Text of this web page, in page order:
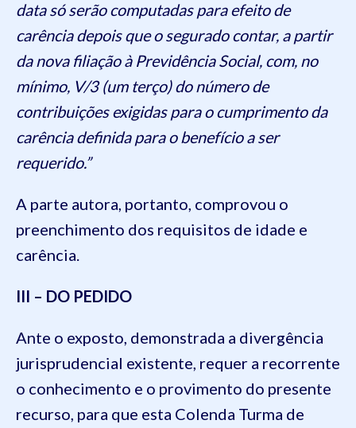
data só serão computadas para efeito de
carência depois que o segurado contar, a partir
da nova filiação à Previdência Social, com, no
mínimo, V/3 (um terço) do número de
contribuições exigidas para o cumprimento da
carência definida para o benefício a ser
requerido.”
A parte autora, portanto, comprovou o
preenchimento dos requisitos de idade e
carência.
III – DO PEDIDO
Ante o exposto, demonstrada a divergência
jurisprudencial existente, requer a recorrente
o conhecimento e o provimento do presente
recurso, para que esta Colenda Turma de